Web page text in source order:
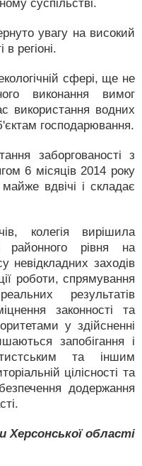
суспільстві.
увагу на високий
регіоні.
сфері, ще не
виконання вимог
використання водних
господарювання.
заборгованості з
6 місяців 2014 року
майже вдвічі і складає
колегія вирішила
районного рівня на
невідкладних заходів
роботи, спрямування
результатів
законності та
у здійсненні
запобігання і
та іншим
цілісності та
додержання
Херсонської області